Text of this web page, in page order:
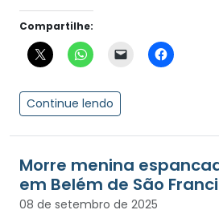
Compartilhe:
Continue lendo
Morre menina
em Belém de São
08 de setembro de 2025